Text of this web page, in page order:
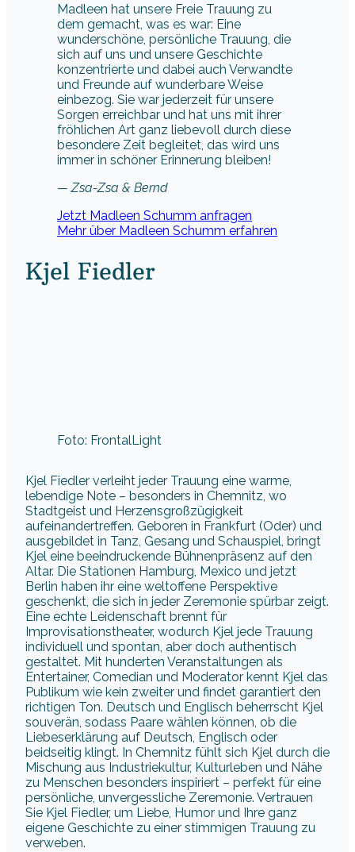
Madleen hat unsere Freie Trauung zu
dem gemacht, was es war: Eine
wunderschöne, persönliche Trauung, die
sich auf uns und unsere Geschichte
konzentrierte und dabei auch Verwandte
und Freunde auf wunderbare Weise
einbezog. Sie war jederzeit für unsere
Sorgen erreichbar und hat uns mit ihrer
fröhlichen Art ganz liebevoll durch diese
besondere Zeit begleitet, das wird uns
immer in schöner Erinnerung bleiben!
— Zsa-Zsa & Bernd
Jetzt Madleen Schumm anfragen
Mehr über Madleen Schumm erfahren
Kjel Fiedler
Foto: FrontalLight
Kjel Fiedler verleiht jeder Trauung eine warme,
lebendige Note – besonders in Chemnitz, wo
Stadtgeist und Herzensgroßzügigkeit
aufeinandertreffen. Geboren in Frankfurt (Oder) und
ausgebildet in Tanz, Gesang und Schauspiel, bringt
Kjel eine beeindruckende Bühnenpräsenz auf den
Altar. Die Stationen Hamburg, Mexico und jetzt
Berlin haben ihr eine weltoffene Perspektive
geschenkt, die sich in jeder Zeremonie spürbar zeigt.
Eine echte Leidenschaft brennt für
Improvisationstheater, wodurch Kjel jede Trauung
individuell und spontan, aber doch authentisch
gestaltet. Mit hunderten Veranstaltungen als
Entertainer, Comedian und Moderator kennt Kjel das
Publikum wie kein zweiter und findet garantiert den
richtigen Ton. Deutsch und Englisch beherrscht Kjel
souverän, sodass Paare wählen können, ob die
Liebeserklärung auf Deutsch, Englisch oder
beidseitig klingt. In Chemnitz fühlt sich Kjel durch die
Mischung aus Industriekultur, Kulturleben und Nähe
zu Menschen besonders inspiriert – perfekt für eine
persönliche, unvergessliche Zeremonie. Vertrauen
Sie Kjel Fiedler, um Liebe, Humor und Ihre ganz
eigene Geschichte zu einer stimmigen Trauung zu
verweben.